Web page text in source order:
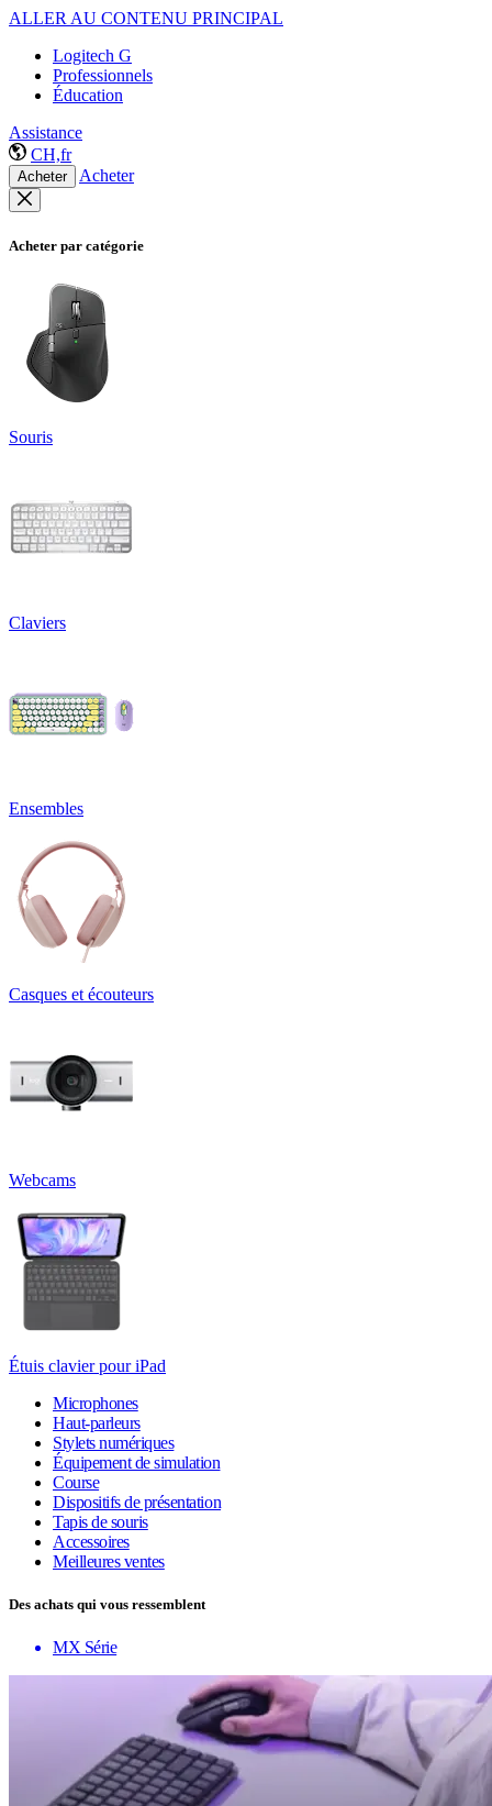
ALLER AU CONTENU PRINCIPAL
Logitech G
Professionnels
Éducation
Assistance
CH,fr
Acheter Acheter
Acheter par catégorie
Souris
Claviers
Ensembles
Casques et écouteurs
Webcams
Étuis clavier pour iPad
Microphones
Haut-parleurs
Stylets numériques
Équipement de simulation
Course
Dispositifs de présentation
Tapis de souris
Accessoires
Meilleures ventes
Des achats qui vous ressemblent
MX Série